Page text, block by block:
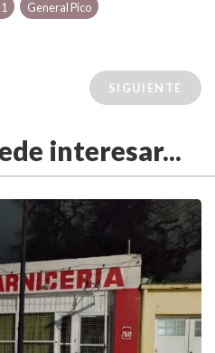
General Pico
SIGUIENTE
interesar...